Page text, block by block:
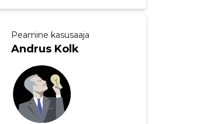
Peamine kasusaaja
Andrus Kolk